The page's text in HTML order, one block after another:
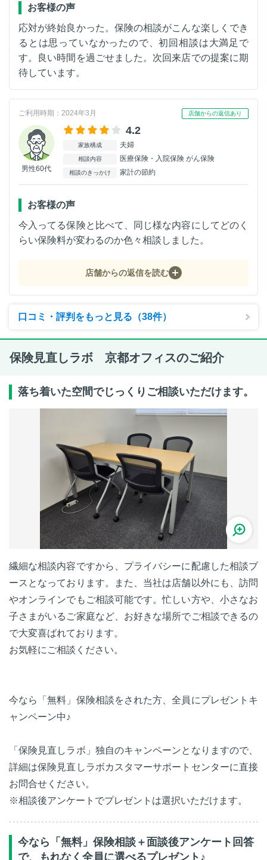
お客様の声
応対が終始良かった。保険の相談がこんな楽しくでき
るとは思っていなかったので、初回相談は大満足で
す。良い時間を過ごせました。次回来店での提案に期
待しています。
ご利用時期：2024年3月 店舗からの返信あり
男性60代
4.2
家族構成 夫婦
相談内容 医療保険・入院保険 がん保険
相談のきっかけ 家計の節約
お客様の声
今入ってる保険と比べて、同じ様な内容にしてどのく
らい保険料が変わるのか色々相談しました。
店舗からの返信を読む
口コミ・評判をもっと見る（38件）
保険見直しラボ 京都オフィスのご紹介
落ち着いた空間でじっくりご相談いただけます。
繊細な相談内容ですから、プライバシーに配慮した相談ブ
ースとなっております。また、当社は店舗以外にも、訪問
やオンラインでもご相談可能です。忙しい方や、小さなお
子さまがいるご家庭など、お好きな場所でご相談できるの
で大変喜ばれております。
お気軽にご相談ください。
今なら「無料」保険相談をされた方、全員にプレゼントキ
ャンペーン中♪
「保険見直しラボ」独自のキャンペーンとなりますので、
詳細は保険見直しラボカスタマーサポートセンターに直接
お問合せください。
※相談後アンケートでプレゼントは選択いただけます。
今なら「無料」保険相談＋面談後アンケート回答
で、もれなく全員に選べるプレゼント♪